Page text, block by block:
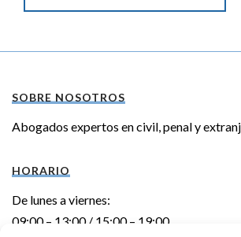
SOBRE NOSOTROS
Abogados expertos en civil, penal y
HORARIO
De lunes a viernes:
09:00 – 13:00 / 15:00 – 19:00